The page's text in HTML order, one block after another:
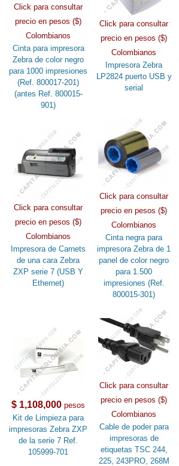
Click para consultar
precio en pesos ($)
Colombianos
Cinta para impresora
Zebra de color negro
para 1000 impresiones
(Ref. 800017-201)
(antes Ref. 800015-
901)
Click para consultar
precio en pesos ($)
Colombianos
Impresora Zebra
LP2824 puerto USB y
serial
Click para consultar
precio en pesos ($)
Colombianos
Impresora de Carnets
de una cara Zebra
ZXP serie 7 (USB Y
Ethernet)
Click para consultar
precio en pesos ($)
Colombianos
Cinta negra para
impresora Zebra de 1
panel de color negro
para 1.500
impresiones (Ref.
800015-301)
$ 1,108,000 pesos
Kit de Limpieza para
impresoras Zebra ZXP
de la serie 7 Ref.
105999-701
Click para consultar
precio en pesos ($)
Colombianos
Cable de poder para
impresoras de
etiquetas TSC 244,
225, 243PRO, 268M